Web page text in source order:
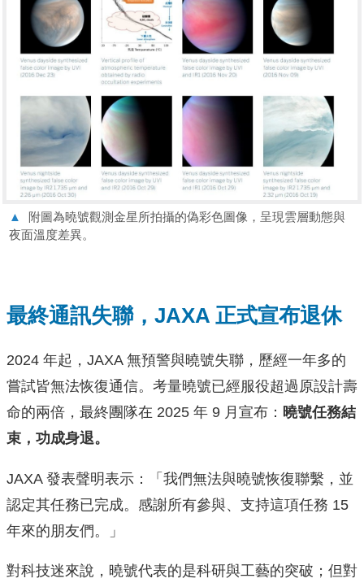
▲
附圖為曉號觀測金星所拍攝的偽彩色圖像，呈現雲層動態與
夜面溫度差異。
最終通訊失聯，JAXA 正式宣布退休
2024 年起，JAXA 無預警與曉號失聯，歷經一年多的
嘗試皆無法恢復通信。考量曉號已經服役超過原設計壽
命的兩倍，最終團隊在 2025 年 9 月宣布： 曉號任務結
束，功成身退。
JAXA 發表聲明表示：「我們無法與曉號恢復聯繫，並
認定其任務已完成。感謝所有參與、支持這項任務 15
年來的朋友們。」
對科技迷來說，曉號代表的是科研與工藝的突破；但對